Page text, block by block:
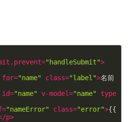
="handleSubmit">
for="name" class="label">名前
id="name" v-model="name"
type
="nameError" class="error">{{
p>